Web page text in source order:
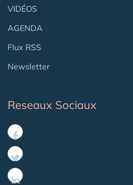
VIDÉOS
AGENDA
Flux RSS
Newsletter
Reseaux Sociaux